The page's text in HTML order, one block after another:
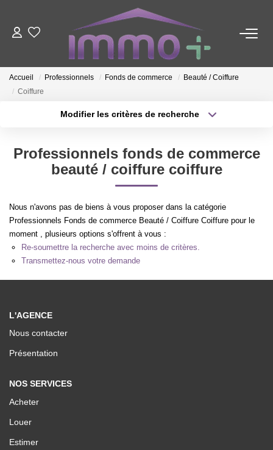
ACHETER
ESTIMER
NOTRE AGENCE
Nous Contacter
Qui Sommes-Nous ?
Accueil Professionnels Fonds de commerce
Beauté / Coiffure
Coiffure
Modifier les critères de recherche
Sélectionnez...
Type de bien
Créer une alerte
Professionnels fonds de commerce
beauté / coiffure coiffure
Nous n'avons pas de biens à vous proposer dans la catégorie
Professionnels Fonds de commerce Beauté / Coiffure Coiffure pour le
moment , plusieurs options s'offrent à vous :
Re-soumettre la recherche avec moins de critères.
Transmettez-nous votre demande
L'AGENCE
Nous contacter
Présentation
NOS SERVICES
Acheter
Louer
Estimer